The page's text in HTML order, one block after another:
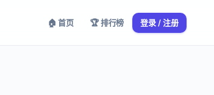
🏠 首页 🏆 排行榜 登录 / 注册